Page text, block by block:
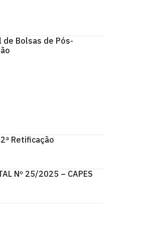
de Bolsas de Pós-
Retificação
Nº 25/2025 – CAPES